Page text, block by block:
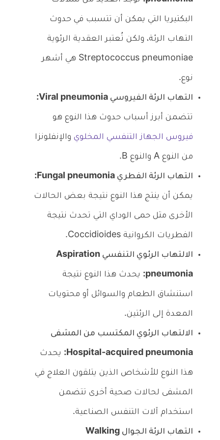
البكتيريا التي يمكن أن تتسبب في حدوث
التهاب الرئة، ولكن تُعتبر العقدية الرئوية
Streptococcus pneumoniae هي أشهر
نوع.
التهاب الرئة الفيروسي Viral pneumonia:
تتضمن أبرز أسباب حدوث هذا النوع هو
فيروس الجهاز التنفسي المخلوي والإنفلونزا
من النوع A والنوع B.
التهاب الرئة الفطري Fungal pneumonia:
يمكن أن ينتج هذا النوع نتيجة بعض الحالات
الأخرى مثل حمى الوداي التي تحدث نتيجة
الفطريات الكروانية Coccidioides.
الالتهاب الرئوي التنفسي Aspiration
pneumonia: يحدث هذا النوع نتيجة
استنشاق الطعام والسوائل أو محتويات
المعدة إلى الرئتين.
الالتهاب الرئوي المكتسب من المشفى
Hospital-acquired pneumonia: يحدث
هذا النوع للأشخاص الذين يتلقون العلاج في
المشفى لحالات صحية أخرى تتضمن
استخدام آلات التنفس الصناعية.
التهاب الرئة الجوال Walking